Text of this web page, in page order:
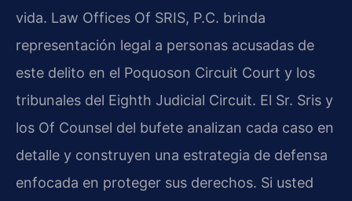
vida. Law Offices Of SRIS, P.C. brinda
representación legal a personas acusadas de
este delito en el Poquoson Circuit Court y los
tribunales del Eighth Judicial Circuit. El Sr. Sris y
los Of Counsel del bufete analizan cada caso en
detalle y construyen una estrategia de defensa
enfocada en proteger sus derechos. Si usted